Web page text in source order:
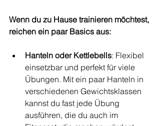
Wenn du zu Hause trainieren möchtest,
reichen ein paar Basics aus:
Hanteln oder Kettlebells: Flexibel
einsetzbar und perfekt für viele
Übungen. Mit ein paar Hanteln in
verschiedenen Gewichtsklassen
kannst du fast jede Übung
ausführen, die du auch im